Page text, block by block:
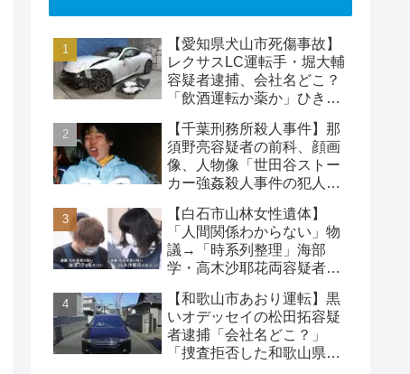
【愛知県犬山市死傷事故】
レクサスLC運転手・堀大輔
容疑者逮捕、会社名どこ？
「飲酒運転か薬か」ひき逃
【千葉刑務所殺人事件】那
須野亮容疑者の前科、顔画
像、人物像「世田谷ストー
カー強姦殺人事件の犯人」
は？
【白石市山林女性遺体】
「人間関係わからない」物
議→「時系列整理」海部
学・高木沙耶花両容疑者、
な事件
【和歌山市あおり運転】黒
いオデッセイの松田拓容疑
者逮捕「会社名どこ？」
「捜査拒否した和歌山県